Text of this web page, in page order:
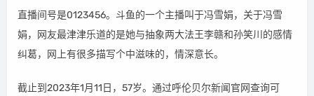
直播间号是0123456。斗鱼的一个主播叫于冯雪娟，关于冯雪
娟，网友最津津乐道的是她与抽象两大法王李赣和孙笑川的感情
纠葛，网上有很多描写个中滋味的，情深意长。
截止到2023年1月11日，57岁。通过呼伦贝尔新闻官网查询可